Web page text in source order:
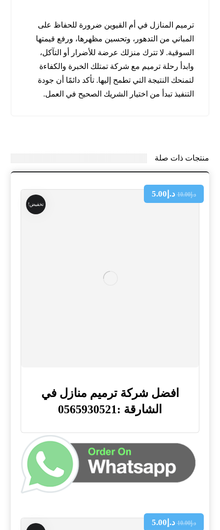
ترميم المنازل في أم القيوين ضرورة للحفاظ على
المباني من التدهور، وتحسين مظهرها، ورفع قيمتها
السوقية. لا تترك منزلك عرضة للأضرار أو التآكل،
وابدأ رحلة ترميم مع شركة تمتلك الخبرة والكفاءة
لتمنحك النتيجة التي تطمح إليها. تأكد دائمًا أن جودة
التنفيذ تبدأ من اختيار الشريك الصحيح في العمل.
منتجات ذات صلة
تخفيض!
افضل شركة ترميم منازل في
الشارقة :0565930521
د.إ10.00 د.إ 5.00
د.إ10.00 د.إ 5.00